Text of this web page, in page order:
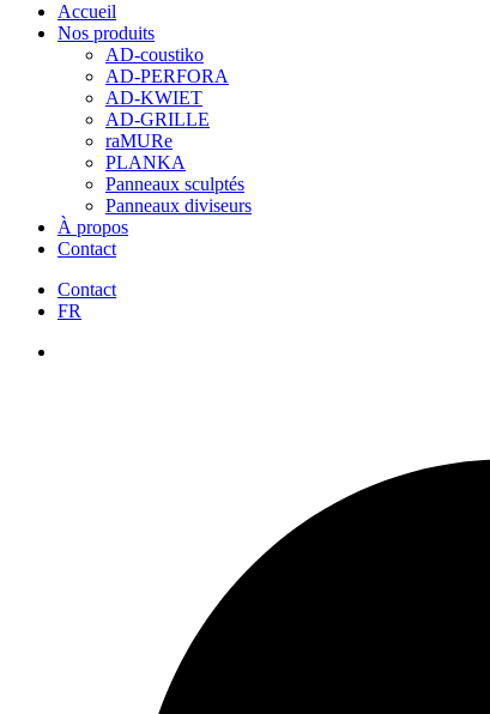
Accueil
Nos produits
AD-coustiko
AD-PERFORA
AD-KWIET
AD-GRILLE
raMURe
PLANKA
Panneaux sculptés
Panneaux diviseurs
À propos
Contact
Contact
FR